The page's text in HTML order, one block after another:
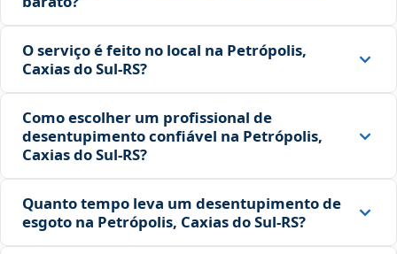
O serviço é feito no local na Petrópolis,
Caxias do Sul‑RS?
Como escolher um profissional de
desentupimento confiável na Petrópolis,
Caxias do Sul‑RS?
Quanto tempo leva um desentupimento de
esgoto na Petrópolis, Caxias do Sul‑RS?